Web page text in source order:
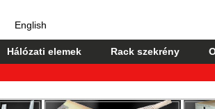
English
Hálózati elemek Rack szekrény